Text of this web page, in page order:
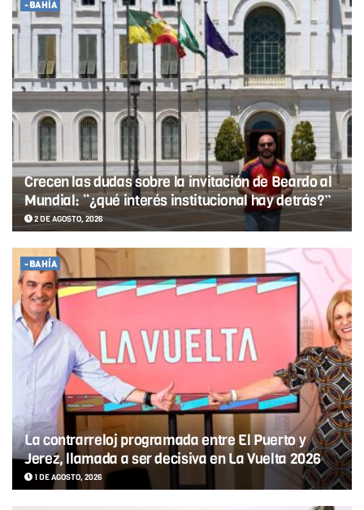
-BAHÍA
Crecen las dudas sobre la invitación de Beardo al
Mundial: “¿qué interés institucional hay detrás?”
2 DE AGOSTO, 2026
-BAHÍA
La contrarreloj programada entre El Puerto y
Jerez, llamada a ser decisiva en La Vuelta 2026
1 DE AGOSTO, 2026